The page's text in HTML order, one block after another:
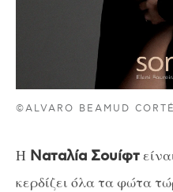
©ALVARO BEAMUD
Η Ναταλία Σουίφτ
κερδίζει όλα τα φώτα